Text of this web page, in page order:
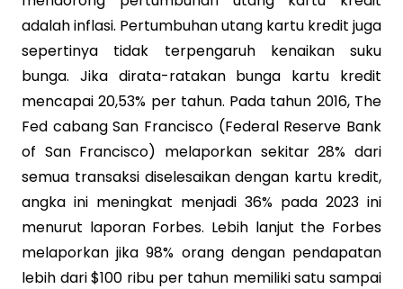
adalah inflasi. Pertumbuhan utang kartu kredit juga
sepertinya tidak terpengaruh kenaikan suku
bunga. Jika dirata-ratakan bunga kartu kredit
mencapai 20,53% per tahun. Pada tahun 2016, The
Fed cabang San Francisco (Federal Reserve Bank
of San Francisco) melaporkan sekitar 28% dari
semua transaksi diselesaikan dengan kartu kredit,
angka ini meningkat menjadi 36% pada 2023 ini
menurut laporan Forbes. Lebih lanjut the Forbes
melaporkan jika 98% orang dengan pendapatan
lebih dari $100 ribu per tahun memiliki satu sampai